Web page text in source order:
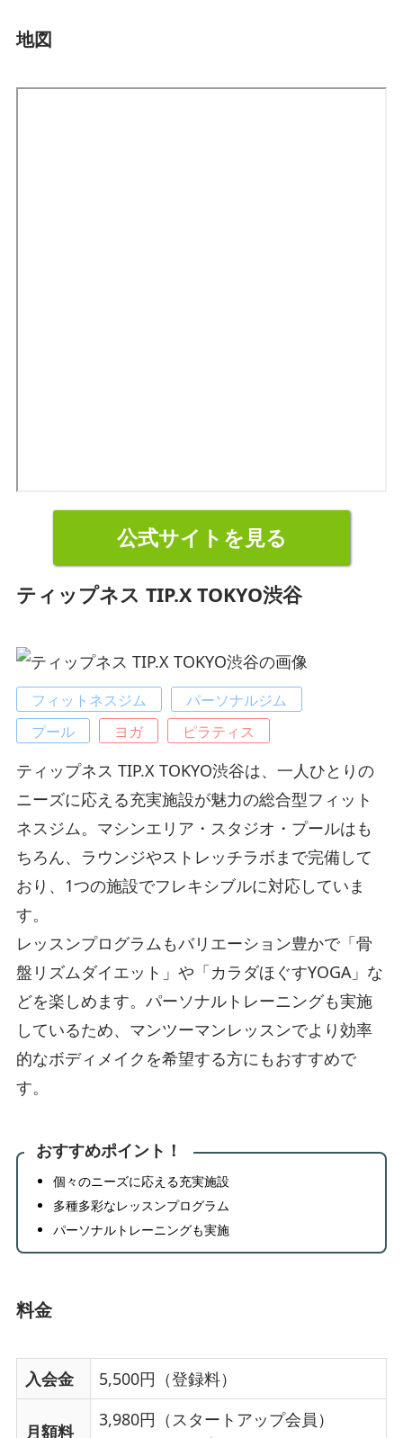
地図
公式サイトを見る
ティップネス TIP.X TOKYO渋谷
フィットネスジム
パーソナルジム
プール
ヨガ ピラティス
ティップネス TIP.X TOKYO渋谷は、一人ひとりの
ニーズに応える充実施設が魅力の総合型フィット
ネスジム。マシンエリア・スタジオ・プールはも
ちろん、ラウンジやストレッチラボまで完備して
おり、1つの施設でフレキシブルに対応していま
す。
レッスンプログラムもバリエーション豊かで「骨
盤リズムダイエット」や「カラダほぐすYOGA」な
どを楽しめます。パーソナルトレーニングも実施
しているため、マンツーマンレッスンでより効率
的なボディメイクを希望する方にもおすすめで
す。
おすすめポイント！
個々のニーズに応える充実施設
多種多彩なレッスンプログラム
パーソナルトレーニングも実施
料金
入会金 5,500円（登録料）
月額料
3,980円（スタートアップ会員）